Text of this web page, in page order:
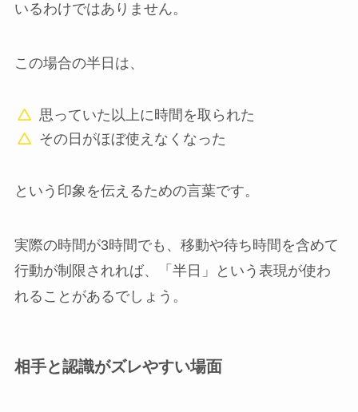
いるわけではありません。
この場合の半日は、
思っていた以上に時間を取られた
その日がほぼ使えなくなった
という印象を伝えるための言葉です。
実際の時間が3時間でも、移動や待ち時間を含めて
行動が制限されれば、「半日」という表現が使わ
れることがあるでしょう。
相手と認識がズレやすい場面